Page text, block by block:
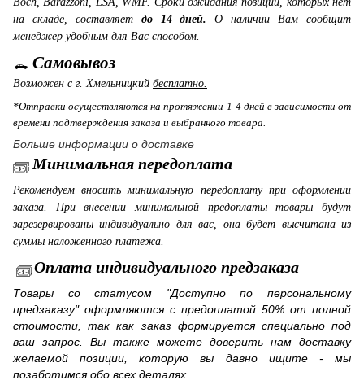
на складе, составляетдо 14 дней. О наличии Вам сообщит
менеджер удобным для Вас способом.
Самовывоз
Возможен с г. Хмельницкий бесплатно.
*Отправки осуществляются на протяжении 1-4 дней в зависимости от
времени подтверждения заказа и выбранного товара.
Больше информации о доставке
Минимальная передоплата
Рекомендуем вносить минимальную передоплату при оформлении
заказа. При внесении минимальной предоплаты товары будут
зарезервированы индивидуально для вас, она будет высчитана из
суммы наложенного платежа.
Оплата индивидуального предзаказа
Товары со статусом "Доступно по персональному
предзаказу" оформляются с предоплатой 50% от полной
стоимости, так как заказ формируется специально под
ваш запрос. Вы также можете доверить нам доставку
желаемой позиции, которую вы давно ищите - мы
позаботимся обо всех деталях.